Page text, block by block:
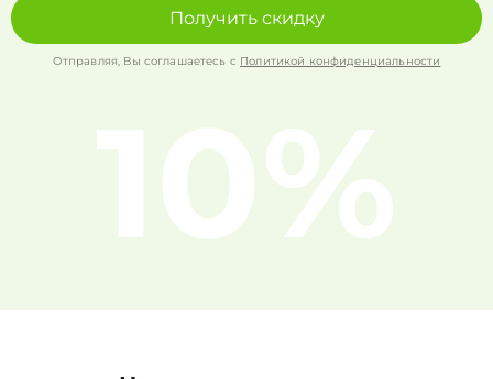
Получить скидку
Отправляя, Вы соглашаетесь с Политикой конфиденциальности
10%